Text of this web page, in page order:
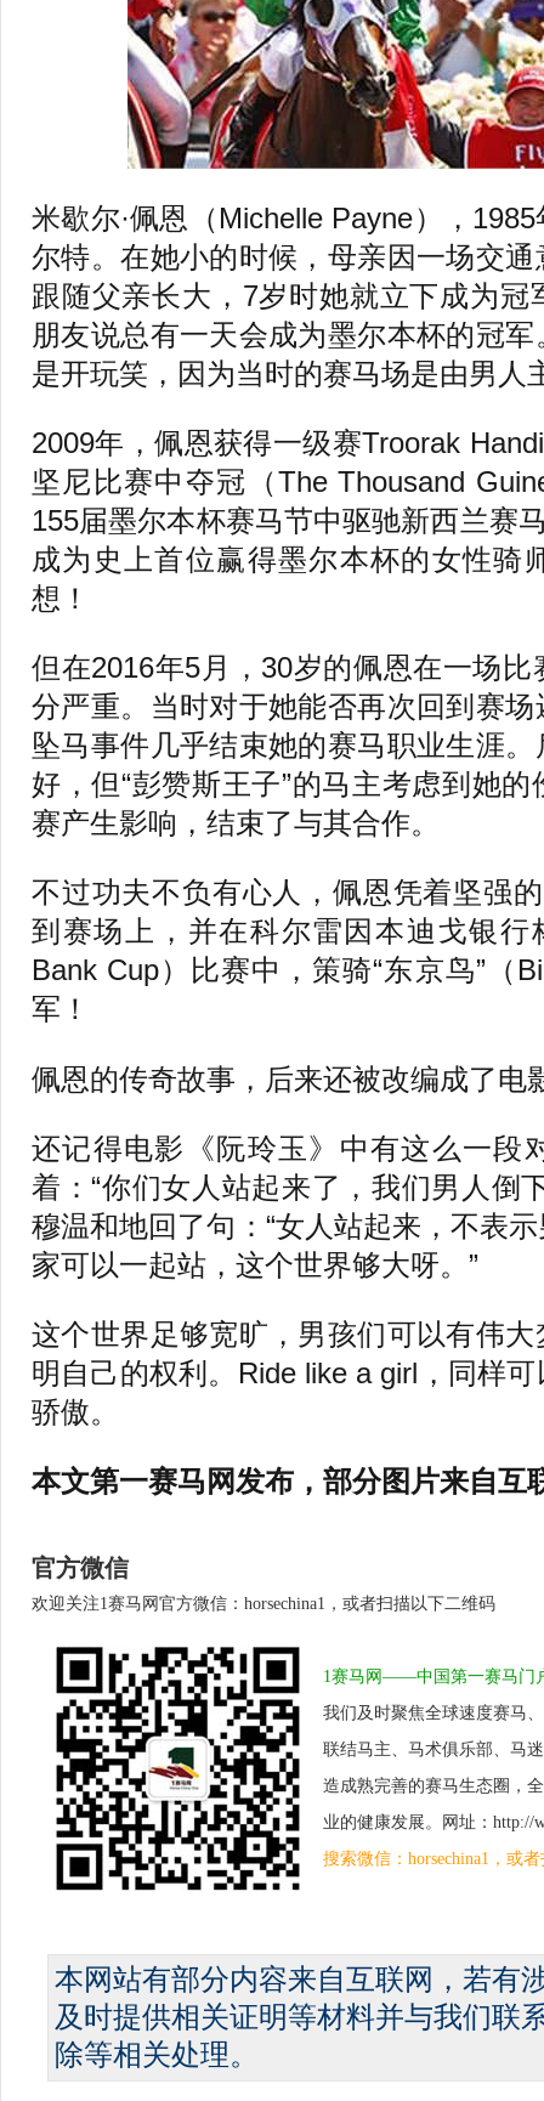
米歇尔·佩恩（Michelle Payne），
尔特。在她小的时候，母亲因一场交
跟随父亲长大，7岁时她就立下成为冠
朋友说总有一天会成为墨尔本杯的冠
是开玩笑，因为当时的赛马场是由男人
2009年，佩恩获得一级赛Troorak
坚尼比赛中夺冠（The Thousand
155届墨尔本杯赛马节中驱驰新西兰赛
成为史上首位赢得墨尔本杯的女性骑
想！
但在2016年5月，30岁的佩恩在一场
分严重。当时对于她能否再次回到赛
坠马事件几乎结束她的赛马职业生涯
好，但“彭赞斯王子”的马主考虑到她
赛产生影响，结束了与其合作。
不过功夫不负有心人，佩恩凭着坚强
到赛场上，并在科尔雷因本迪戈银行
Bank Cup）比赛中，策骑“东京鸟”（
军！
佩恩的传奇故事，后来还被改编成了电
还记得电影《阮玲玉》中有这么一段
着：“你们女人站起来了，我们男人倒
穆温和地回了句：“女人站起来，不表
家可以一起站，这个世界够大呀。”
这个世界足够宽旷，男孩们可以有伟
明自己的权利。Ride like a girl，同样
骄傲。
本文第一赛马网发布，部分图片来自互
官方微信
欢迎关注1赛马网官方微信：horsechina1，或者扫描以下二维码
1赛马网——中国第一赛马门
我们及时聚焦全球速度赛马
联结马主、马术俱乐部、马
造成熟完善的赛马生态圈，
业的健康发展。网址：http://
搜索微信：horsechina1，或
本网站有部分内容来自互联网，若有
及时提供相关证明等材料并与我们联
除等相关处理。